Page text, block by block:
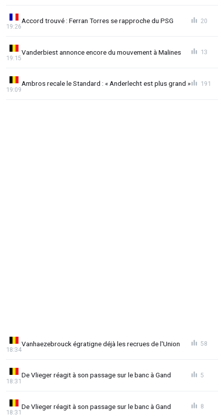
Accord trouvé : Ferran Torres se rapproche du PSG
19:26
20
Vanderbiest annonce encore du mouvement à Malines
19:15
13
Ambros recale le Standard : « Anderlecht est plus grand »
19:09
191
Vanhaezebrouck égratigne déjà les recrues de l'Union
18:34
58
De Vlieger réagit à son passage sur le banc à Gand
18:31
5
De Vlieger réagit à son passage sur le banc à Gand
18:31
8